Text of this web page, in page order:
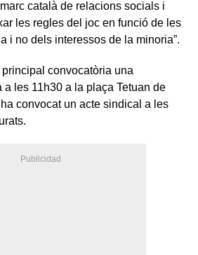
català de relacions socials i
les regles del joc en funció de les
i no dels interessos de la minoria”.
convocatòria una
a les 11h30 a la plaça Tetuan de
convocat un acte sindical a les